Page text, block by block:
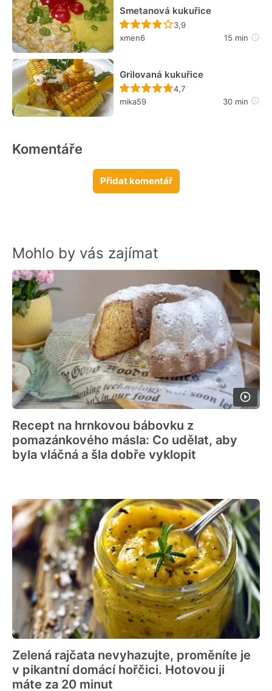
Smetanová kukuřice
Recept ještě nebyl
3,9
xmen6
15 min
Grilovaná kukuřice
Recept ještě nebyl
4,7
mika59
30 min
Komentáře
Přidat komentář
Mohlo by vás zajímat
Recept na hrnkovou bábovku z
pomazánkového másla: Co udělat, aby
byla vláčná a šla dobře vyklopit
Zelená rajčata nevyhazujte, proměníte je
v pikantní domácí hořčici. Hotovou ji
máte za 20 minut